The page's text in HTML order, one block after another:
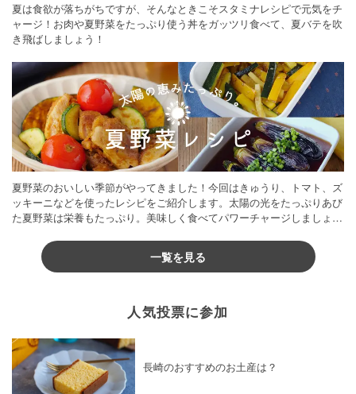
夏は食欲が落ちがちですが、そんなときこそスタミナレシピで元気をチ
ャージ！お肉や夏野菜をたっぷり使う丼をガッツリ食べて、夏バテを吹
き飛ばしましょう！
夏野菜のおいしい季節がやってきました！今回はきゅうり、トマト、ズ
ッキーニなどを使ったレシピをご紹介します。太陽の光をたっぷりあび
た夏野菜は栄養もたっぷり。美味しく食べてパワーチャージしましょう
一覧を見る
人気投票に参加
長崎のおすすめのお土産は？